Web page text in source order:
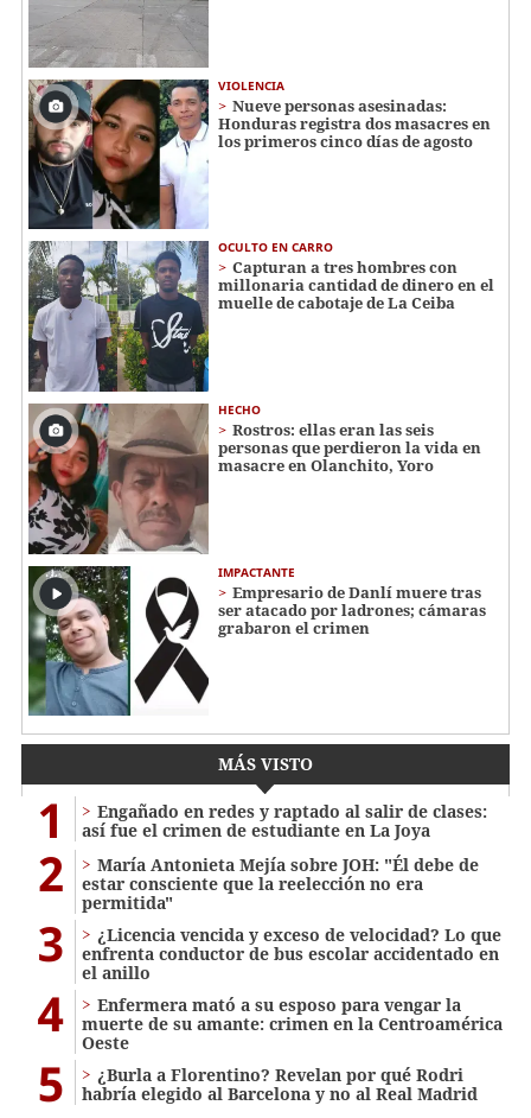
VIOLENCIA
Nueve personas asesinadas:
Honduras registra dos masacres en
los primeros cinco días de agosto
OCULTO EN CARRO
Capturan a tres hombres con
millonaria cantidad de dinero en el
muelle de cabotaje de La Ceiba
HECHO
Rostros: ellas eran las seis
personas que perdieron la vida en
masacre en Olanchito, Yoro
IMPACTANTE
Empresario de Danlí muere tras
ser atacado por ladrones; cámaras
grabaron el crimen
MÁS VISTO
1
Engañado en redes y raptado al salir de clases:
así fue el crimen de estudiante en La Joya
2
María Antonieta Mejía sobre JOH: "Él debe de
estar consciente que la reelección no era
permitida"
3
¿Licencia vencida y exceso de velocidad? Lo que
enfrenta conductor de bus escolar accidentado en
el anillo
4
Enfermera mató a su esposo para vengar la
muerte de su amante: crimen en la Centroamérica
Oeste
5
¿Burla a Florentino? Revelan por qué Rodri
habría elegido al Barcelona y no al Real Madrid